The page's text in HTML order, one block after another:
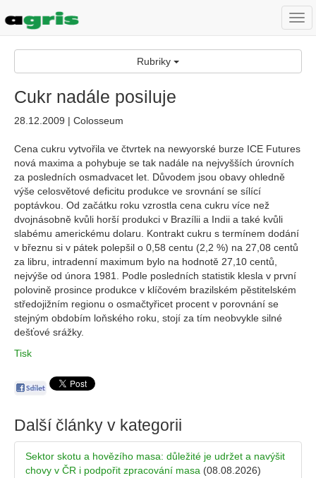
Rubriky
Cukr nadále posiluje
28.12.2009 | Colosseum
Cena cukru vytvořila ve čtvrtek na newyorské burze ICE Futures
nová maxima a pohybuje se tak nadále na nejvyšších úrovních
za posledních osmadvacet let. Důvodem jsou obavy ohledně
výše celosvětové deficitu produkce ve srovnání se sílící
poptávkou. Od začátku roku vzrostla cena cukru více než
dvojnásobně kvůli horší produkci v Brazílii a Indii a také kvůli
slabému americkému dolaru. Kontrakt cukru s termínem dodání
v březnu si v pátek polepšil o 0,58 centu (2,2 %) na 27,08 centů
za libru, intradenní maximum bylo na hodnotě 27,10 centů,
nejvýše od února 1981. Podle posledních statistik klesla v první
polovině prosince produkce v klíčovém brazilském pěstitelském
středojižním regionu o osmačtyřicet procent v porovnání se
stejným obdobím loňského roku, stojí za tím neobvykle silné
dešťové srážky.
Tisk
Další články v kategorii
Sektor skotu a hovězího masa: důležité je udržet a navýšit
chovy v ČR i podpořit zpracování masa (08.08.2026)